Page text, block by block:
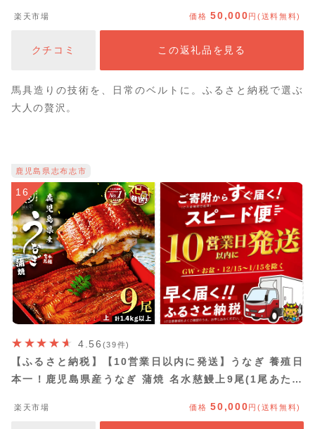
ふるさと納税 フリーサイズ レザー 牛革 本革 革 ブラウン
楽天市場 価格50,000円(送料無料)
クチコミ この返礼品を見る
馬具造りの技術を、日常のベルトに。ふるさと納税で選ぶ
大人の贅沢。
鹿児島県志布志市
16
4.56 (39件)
【ふるさと納税】【10営業日以内に発送】うなぎ 養殖日
本一！鹿児島県産うなぎ 蒲焼 名水慈鰻上9尾(1尾あたり
国産 9尾 蒲焼き かばやき 冷凍 うな重 人気 【鹿児島鰻】
楽天市場 価格50,000円(送料無料)